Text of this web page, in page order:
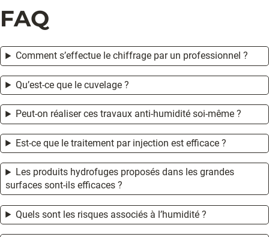
FAQ
Comment s’effectue le chiffrage par un professionnel ?
Qu’est-ce que le cuvelage ?
Peut-on réaliser ces travaux anti-humidité soi-même ?
Est-ce que le traitement par injection est efficace ?
Les produits hydrofuges proposés dans les grandes
surfaces sont-ils efficaces ?
Quels sont les risques associés à l’humidité ?